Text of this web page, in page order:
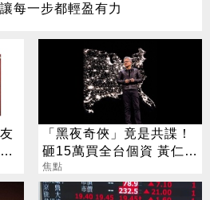
每一步都輕盈有力
「黑夜奇俠」竟是共諜！
砸15萬買全台個資 黃仁
勳、張麗善也受害
焦點